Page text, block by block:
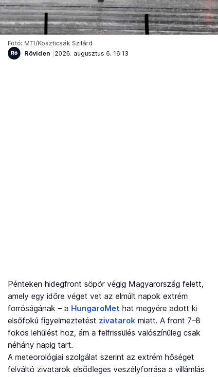
Fotó: MTI/Koszticsák Szilárd
Röviden
2026. augusztus 6. 16:13
Pénteken hidegfront söpör végig Magyarország felett,
amely egy időre véget vet az elmúlt napok extrém
forróságának – a HungaroMet hat megyére adott ki
elsőfokú figyelmeztetést zivatarok miatt. A front 7–8
fokos lehűlést hoz, ám a felfrissülés valószínűleg csak
néhány napig tart.
A meteorológiai szolgálat szerint az extrém hőséget
felváltó zivatarok elsődleges veszélyforrása a villámlás